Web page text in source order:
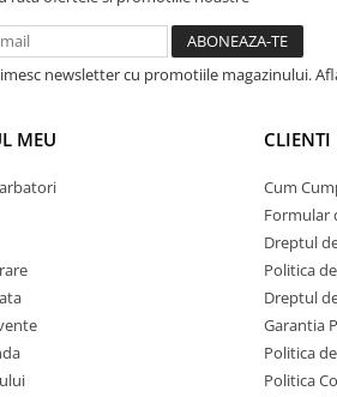
newsletter cu promotiile magazinului.
MEU CLIENTI
Cum
Formular
Dreptul
Politica
Dreptul
Garantia
Politica
Politica